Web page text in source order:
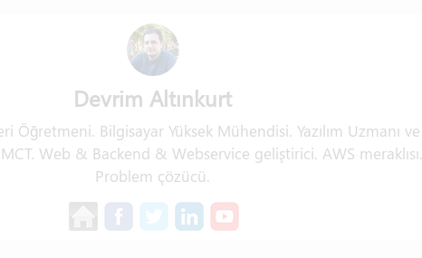
Devrim Altınkurt
Öğretmeni. Bilgisayar Yüksek Mühendisi. Yazılım Uzmanı ve
Web & Backend & Webservice geliştirici. AWS meraklısı.
Problem çözücü.